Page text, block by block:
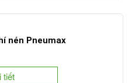
nén Pneumax
tiết